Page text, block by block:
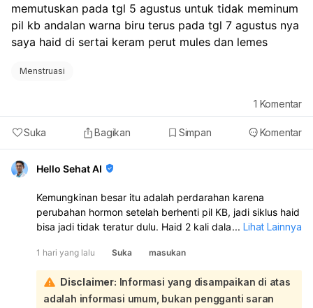
memutuskan pada tgl 5 agustus untuk tidak meminum
pil kb andalan warna biru terus pada tgl 7 agustus nya
saya haid di sertai keram perut mules dan lemes
Menstruasi
Suka Bagikan Simpan Komentar
1 Komentar
Hello Sehat AI
Kemungkinan besar itu adalah perdarahan karena
perubahan hormon setelah berhenti pil KB, jadi siklus haid
bisa jadi tidak teratur dulu. Haid 2 kali dalam sebulan juga
perdarahannya banyak, nyeri hebat, lemas sekali, atau
berulang terus, sebaiknya periksa ke dokter kandungan:
Karena Anda berhenti minum pil KB pada 5 Agustus, lalu 7
Agustus keluar darah disertai kram, mules, dan lemas, ini
... Lihat Lainnya
1 hari yang lalu Suka masukan
Disclaimer: Informasi yang disampaikan di atas
adalah informasi umum, bukan pengganti saran